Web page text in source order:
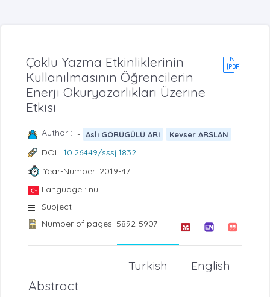
Çoklu Yazma Etkinliklerinin
Kullanılmasının Öğrencilerin
Enerji Okuryazarlıkları Üzerine
Etkisi
Author : - Aslı GÖRÜGÜLÜ ARI Kevser ARSLAN
DOI : 10.26449/sssj.1832
Year-Number: 2019-47
Language : null
Subject :
Number of pages: 5892-5907
English
Turkish
Abstract